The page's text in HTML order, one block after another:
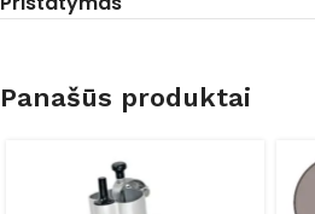
Panašūs produktai